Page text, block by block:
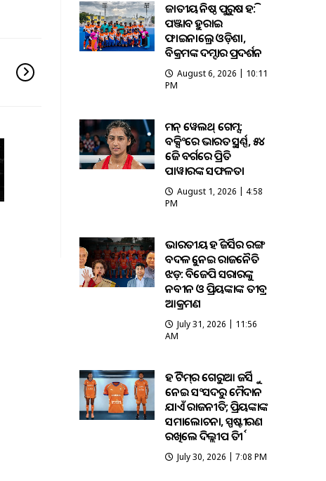
ଜାତୀୟ କନିଷ୍ଠ ପୁରୁଷ ହକି:
ପଞ୍ଜାବକୁ ହରାଇ
ଫାଇନାଲ୍ରେ ଓଡ଼ିଶା,
ବିକ୍ରମଙ୍କ ଦମ୍ଦାର ପ୍ରଦର୍ଶନ
August 6, 2026 | 10:11
PM
କମନ୍ ୱେଲଥ୍ ଗେମ୍ସ:
ବକ୍ସିଂରେ ଭାରତକୁ ସ୍ବର୍ଣ୍ଣ, ୫୪
କେଜି ବର୍ଗରେ ପ୍ରିତି
ପାୱାରଙ୍କ ସଫଳତା
August 1, 2026 | 4:58
PM
ଭାରତୀୟ ହକି ଜର୍ସିର ରଙ୍ଗ
ବଦଳକୁ ନେଇ ରାଜନୈତିକ
ଝଡ଼: ବିଜେପି ସରକାରଙ୍କୁ
ନବୀନ ଓ ପ୍ରିୟଙ୍କାଙ୍କ ତୀବ୍ର
ଆକ୍ରମଣ
July 31, 2026 | 11:56
AM
ହକି ଟିମ୍‌ର ଗେରୁଆ ଜର୍ସିକୁ
ନେଇ ସଂସଦରୁ ମୈଦାନ
ଯାଏଁ ରାଜନୀତି; ପ୍ରିୟଙ୍କାଙ୍କ
ସମାଲୋଚନା, ସ୍ପଷ୍ଟୀକରଣ
ରଖିଲେ ଦିଲ୍ଲୀପ ତିର୍କୀ
July 30, 2026 | 7:08 PM